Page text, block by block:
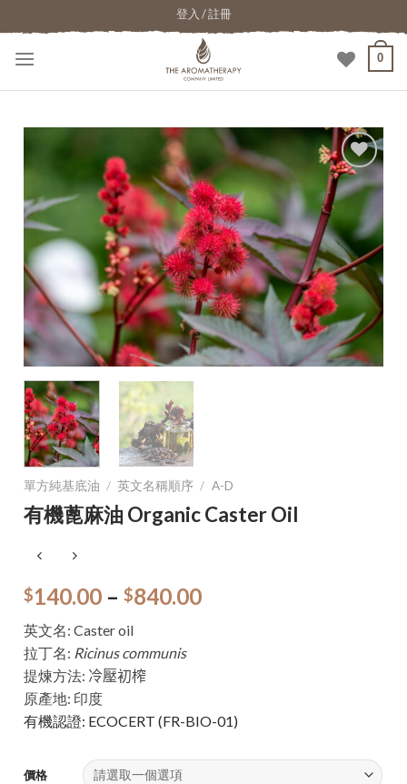
登入 / 註冊
0
加入
願望
清單
單方純基底油 / 英文名稱順序 / A-D
有機蓖麻油 Organic Caster Oil
$140.00 –$840.00
英文名: Caster oil
拉丁名: Ricinus communis
提煉方法: 冷壓初榨
原產地: 印度
有機認證: ECOCERT (FR-BIO-01)
價格